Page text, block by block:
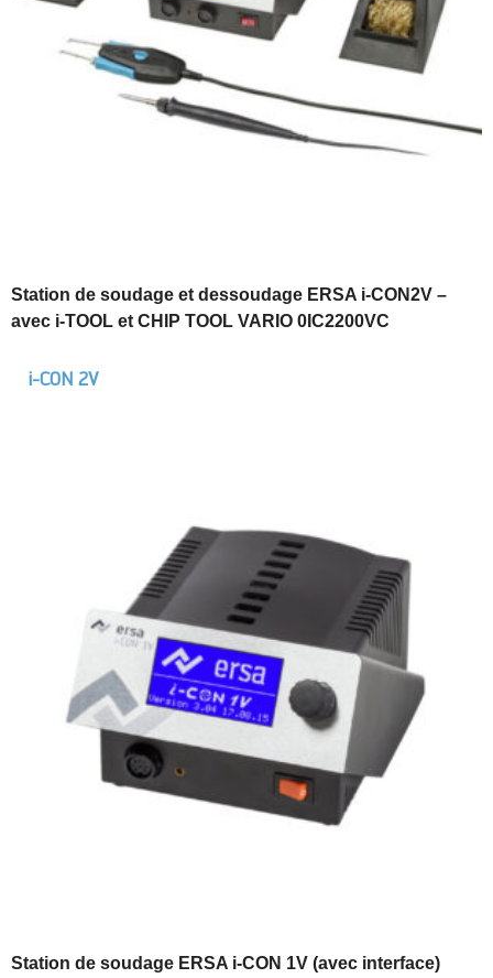
Station de soudage et dessoudage ERSA i-CON2V –
avec i-TOOL et CHIP TOOL VARIO 0IC2200VC
i-CON 2V
Station de soudage ERSA i-CON 1V (avec interface)